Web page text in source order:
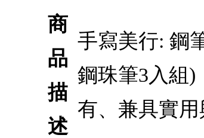
商
品
描
述
手寫美行: 鋼
鋼珠筆3入組)
有、兼具實用